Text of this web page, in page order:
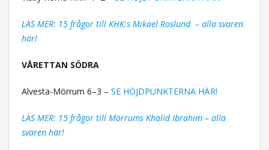
LÄS MER: 15 frågor till KHK:s Mikael Roslund – alla svaren
här!
VÅRETTAN SÖDRA
Alvesta-Mörrum 6–3 – SE HÖJDPUNKTERNA HÄR!
LÄS MER: 15 frågor till Mörrums Khalid Ibrahim – alla
svaren här!